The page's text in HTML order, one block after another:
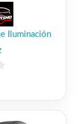
Iluminación